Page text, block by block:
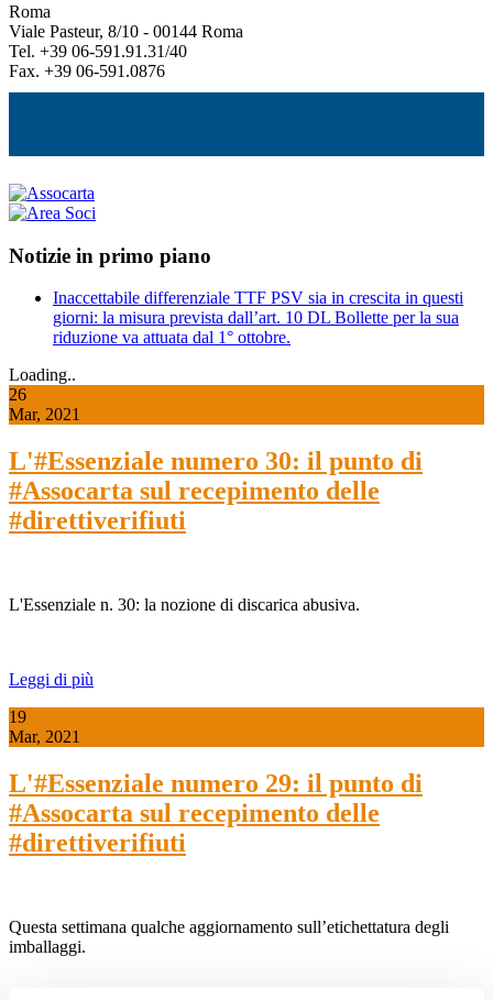
Roma
Viale Pasteur, 8/10 - 00144 Roma
Tel. +39 06-591.91.31/40
Fax. +39 06-591.0876
Notizie in primo piano
Inaccettabile differenziale TTF PSV sia in crescita in questi
giorni: la misura prevista dall’art. 10 DL Bollette per la sua
riduzione va attuata dal 1° ottobre.
Loading..
26
Mar, 2021
L'#Essenziale numero 30: il punto di
#Assocarta sul recepimento delle
#direttiverifiuti
L'Essenziale n. 30: la nozione di discarica abusiva.
Leggi di più
19
Mar, 2021
L'#Essenziale numero 29: il punto di
#Assocarta sul recepimento delle
#direttiverifiuti
Questa settimana qualche aggiornamento sull’etichettatura degli
imballaggi.